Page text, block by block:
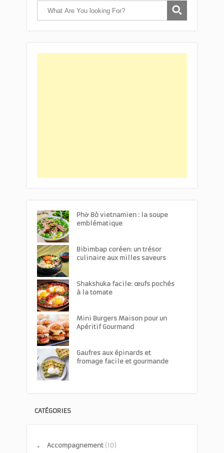
Phở Bò vietnamien : la soupe
emblématique
Bibimbap coréen: un trésor
culinaire aux milles saveurs
Shakshuka facile: œufs pochés
à la tomate
Mini Burgers Maison pour un
Apéritif Gourmand
Gaufres aux épinards et
fromage facile et gourmande
CATÉGORIES
Accompagnement (10)